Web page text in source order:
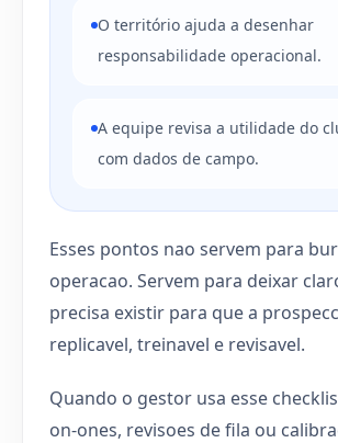
O território ajuda a desenhar
responsabilidade operacional.
A equipe revisa a utilidade do
com dados de campo.
Esses pontos nao servem para
operacao. Servem para deixar
precisa existir para que a
replicavel, treinavel e revisavel.
Quando o gestor usa esse
on-ones, revisoes de fila ou